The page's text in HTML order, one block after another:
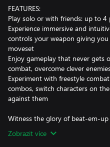
FEATURES:
Play solo or with friends: up to
Experience immersive and
controls your weapon giving
moveset
Enjoy gameplay that never gets
combat, overcome clever
Experiment with freestyle
combos, switch characters on
against them
Witness the glory of beat-em-up
Zobrazit více